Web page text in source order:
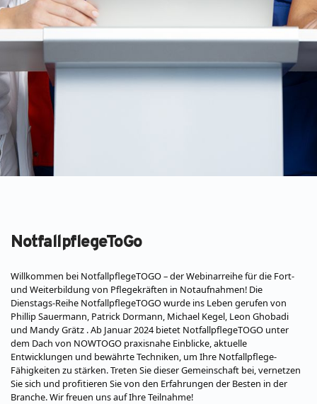
NotfallpflegeToGo
Willkommen bei NotfallpflegeTOGO – der Webinarreihe für die Fort-
und Weiterbildung von Pflegekräften in Notaufnahmen! Die
Dienstags-Reihe NotfallpflegeTOGO wurde ins Leben gerufen von
Phillip Sauermann, Patrick Dormann, Michael Kegel, Leon Ghobadi
und Mandy Grätz . Ab Januar 2024 bietet NotfallpflegeTOGO unter
dem Dach von NOWTOGO praxisnahe Einblicke, aktuelle
Entwicklungen und bewährte Techniken, um Ihre Notfallpflege-
Fähigkeiten zu stärken. Treten Sie dieser Gemeinschaft bei, vernetzen
Sie sich und profitieren Sie von den Erfahrungen der Besten in der
Branche. Wir freuen uns auf Ihre Teilnahme!